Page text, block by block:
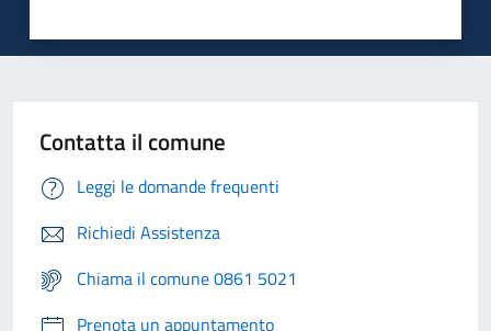
Contatta il comune
Leggi le domande frequenti
Richiedi Assistenza
Chiama il comune 0861 5021
Prenota un appuntamento